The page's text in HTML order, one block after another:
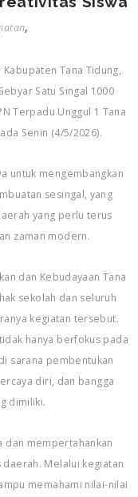
,
Tana Tidung,
Satu Singal 1000
Terpadu Unggul 1 Tana
Senin (4/5/2026).
untuk mengembangkan
sesingal, yang
yang perlu terus
zaman modern.
dan Kebudayaan Tana
sekolah dan seluruh
kegiatan tersebut.
hanya berfokus pada
sarana pembentukan
diri, dan bangga
dimiliki.
dan mempertahankan
Melalui kegiatan
memahami nilai-nilai